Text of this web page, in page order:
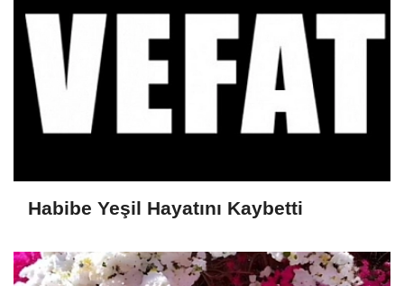
Habibe Yeşil Hayatını Kaybetti